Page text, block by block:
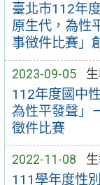
臺北市112年
原生代，為性
事徵件比賽」
2023-09-05
112年度國中
為性平發聲」
徵件比賽
2022-11-08
111學年度性